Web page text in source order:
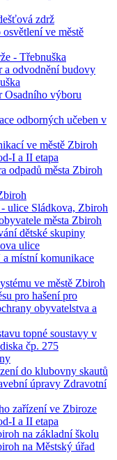
zdrž
ve městě
- Třebnuška
a odvodnění budovy
Osadního výboru
odborných učeben v
ve městě Zbiroh
I a II etapa
odpadů města Zbiroh
ulice Sládkova, Zbiroh
města Zbiroh
dětské skupiny
ulice
místní komunikace
ve městě Zbiroh
pro hašení pro
obyvatelstva a
topné soustavy v
čp. 275
do klubovny skautů
úpravy Zdravotní
zařízení ve Zbiroze
I a II etapa
na základní školu
na Městský úřad